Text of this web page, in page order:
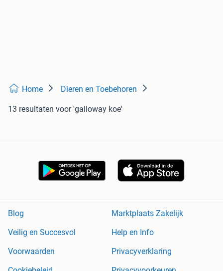
Home Dieren en Toebehoren
13 resultaten voor 'galloway koe'
Blog
Marktplaats Zakelijk
Veilig en Succesvol
Help en Info
Voorwaarden
Privacyverklaring